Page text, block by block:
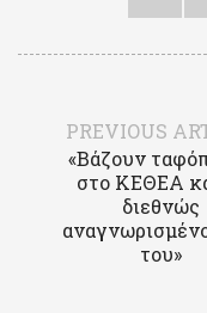
PREVIOUS
«Βάζουν
στο ΚΕΘΕΑ
διεθνώς
του»